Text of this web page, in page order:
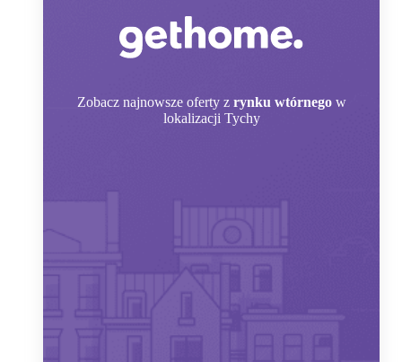
Zobacz najnowsze oferty z rynku wtórnego w
lokalizacji Tychy